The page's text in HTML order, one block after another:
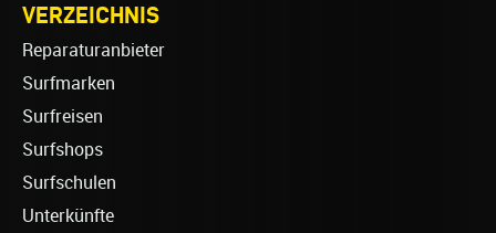
VERZEICHNIS
Reparaturanbieter
Surfmarken
Surfreisen
Surfshops
Surfschulen
Unterkünfte